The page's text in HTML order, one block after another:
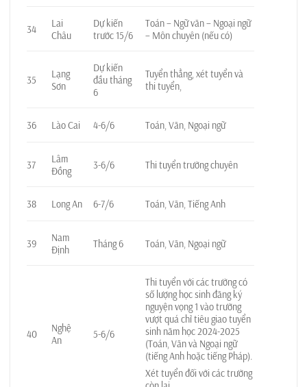
34
Lai
Châu
Dự kiến
trước 15/6
Toán – Ngữ văn – Ngoại ngữ
– Môn chuyên (nếu có)
35
Lạng
Sơn
Dự kiến
đầu tháng
6
Tuyển thẳng, xét tuyển và
thi tuyển,
36 Lào Cai 4-6/6 Toán, Văn, Ngoại ngữ
37
Lâm
Đồng
3-6/6 Thi tuyển trường chuyên
38 Long An 6-7/6 Toán, Văn, Tiếng Anh
39
Nam
Định
Tháng 6 Toán, Văn, Ngoại ngữ
40
Nghệ
An
5-6/6
Thi tuyển với các trường có
số lượng học sinh đăng ký
nguyện vọng 1 vào trường
vượt quá chỉ tiêu giao tuyển
sinh năm học 2024-2025
(Toán, Văn và Ngoại ngữ
(tiếng Anh hoặc tiếng Pháp).
Xét tuyển đối với các trường